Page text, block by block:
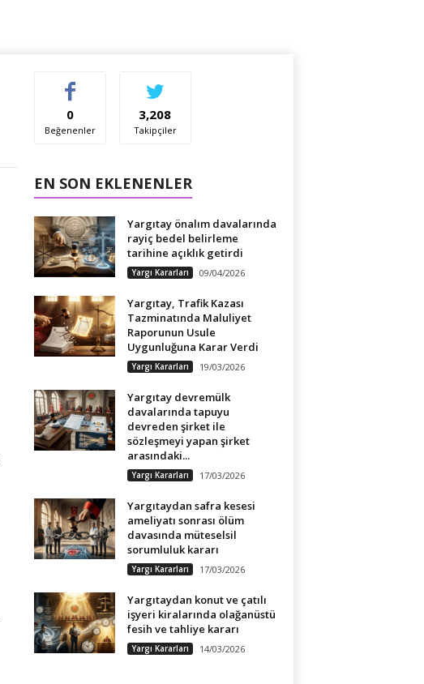
0
Beğenenler
3,208
Takipçiler
EN SON EKLENENLER
Yargıtay önalım davalarında
rayiç bedel belirleme
tarihine açıklık getirdi
Yargı Kararları 09/04/2026
Yargıtay, Trafik Kazası
Tazminatında Maluliyet
Raporunun Usule
Uygunluğuna Karar Verdi
Yargı Kararları 19/03/2026
Yargıtay devremülk
davalarında tapuyu
devreden şirket ile
sözleşmeyi yapan şirket
arasındaki...
Yargı Kararları 17/03/2026
Yargıtaydan safra kesesi
ameliyatı sonrası ölüm
davasında müteselsil
sorumluluk kararı
Yargı Kararları 17/03/2026
Yargıtaydan konut ve çatılı
işyeri kiralarında olağanüstü
fesih ve tahliye kararı
Yargı Kararları 14/03/2026